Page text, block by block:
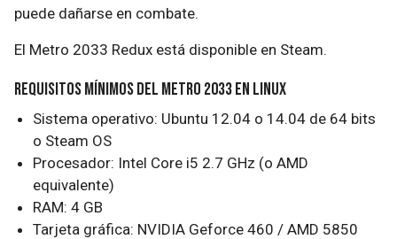
puede dañarse en combate.
El Metro 2033 Redux está disponible en Steam.
Requisitos mínimos del Metro 2033 en Linux
Sistema operativo: Ubuntu 12.04 o 14.04 de 64 bits
o Steam OS
Procesador: Intel Core i5 2.7 GHz (o AMD
equivalente)
RAM: 4 GB
Tarjeta gráfica: NVIDIA Geforce 460 / AMD 5850